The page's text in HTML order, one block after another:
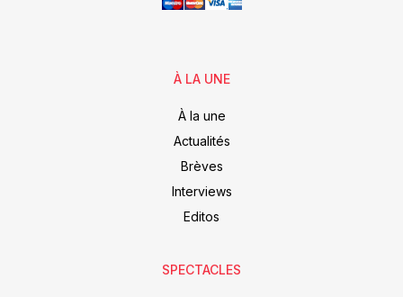
À LA UNE
À la une
Actualités
Brèves
Interviews
Editos
SPECTACLES